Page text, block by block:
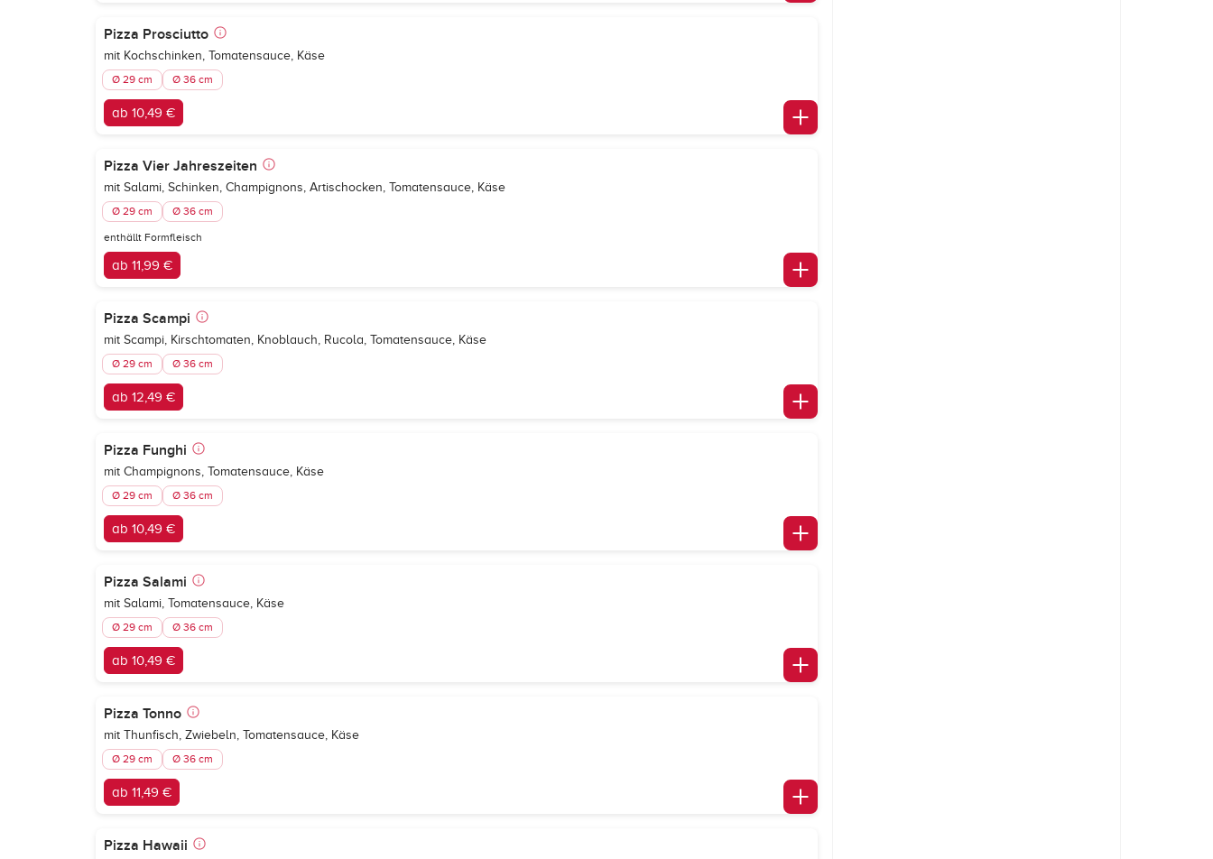
Pizza Prosciutto
mit Kochschinken, Tomatensauce, Käse
Ø 29 cm Ø 36 cm
ab 10,49 €
Pizza Vier Jahreszeiten
mit Salami, Schinken, Champignons, Artischocken, Tomatensauce, Käse
Ø 29 cm Ø 36 cm
enthällt Formfleisch
ab 11,99 €
Pizza Scampi
mit Scampi, Kirschtomaten, Knoblauch, Rucola, Tomatensauce, Käse
Ø 29 cm Ø 36 cm
ab 12,49 €
Pizza Funghi
mit Champignons, Tomatensauce, Käse
Ø 29 cm Ø 36 cm
ab 10,49 €
Pizza Salami
mit Salami, Tomatensauce, Käse
Ø 29 cm Ø 36 cm
ab 10,49 €
Pizza Tonno
mit Thunfisch, Zwiebeln, Tomatensauce, Käse
Ø 29 cm Ø 36 cm
ab 11,49 €
Pizza Hawaii